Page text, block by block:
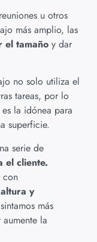
u otros
más amplio, las
el tamaño y dar
no solo utiliza el
tareas, por lo
es la idónea para
superficie.
serie de
el cliente.
con
y
más
la